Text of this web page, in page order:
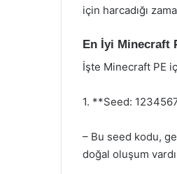
için harcadığı
En İyi Minecraft
İşte Minecraft PE
1. **Seed:
– Bu seed kodu,
doğal oluşum